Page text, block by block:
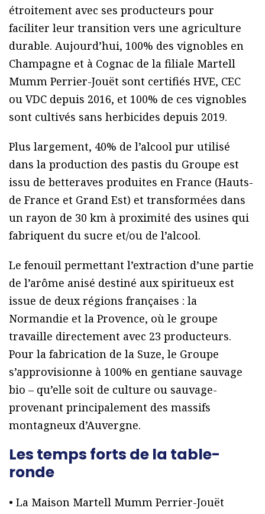
étroitement avec ses producteurs pour
faciliter leur transition vers une agriculture
durable. Aujourd’hui, 100% des vignobles en
Champagne et à Cognac de la filiale Martell
Mumm Perrier-Jouët sont certifiés HVE, CEC
ou VDC depuis 2016, et 100% de ces vignobles
sont cultivés sans herbicides depuis 2019.
Plus largement, 40% de l’alcool pur utilisé
dans la production des pastis du Groupe est
issu de betteraves produites en France (Hauts-
de France et Grand Est) et transformées dans
un rayon de 30 km à proximité des usines qui
fabriquent du sucre et/ou de l’alcool.
Le fenouil permettant l’extraction d’une partie
de l’arôme anisé destiné aux spiritueux est
issue de deux régions françaises : la
Normandie et la Provence, où le groupe
travaille directement avec 23 producteurs.
Pour la fabrication de la Suze, le Groupe
s’approvisionne à 100% en gentiane sauvage
bio – qu’elle soit de culture ou sauvage-
provenant principalement des massifs
montagneux d’Auvergne.
Les temps forts de la table-
ronde
• La Maison Martell Mumm Perrier-Jouët